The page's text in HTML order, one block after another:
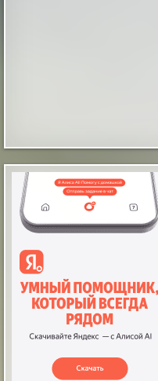
Таинственные
В магазине бытовой
Аргентина, на
«паранормальные
местные журналисты.
магазина отпечатки
будто ступни были
угольной пыли. По
incogniterra.ru | 25th Jul 2026